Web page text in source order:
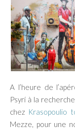
A l’heure de
Psyrí à la
chez Krasopoulio
Mezze, pour une